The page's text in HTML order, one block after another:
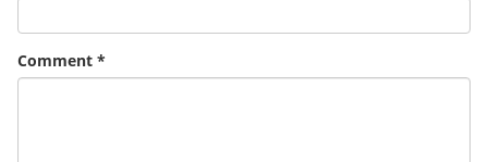
Comment *